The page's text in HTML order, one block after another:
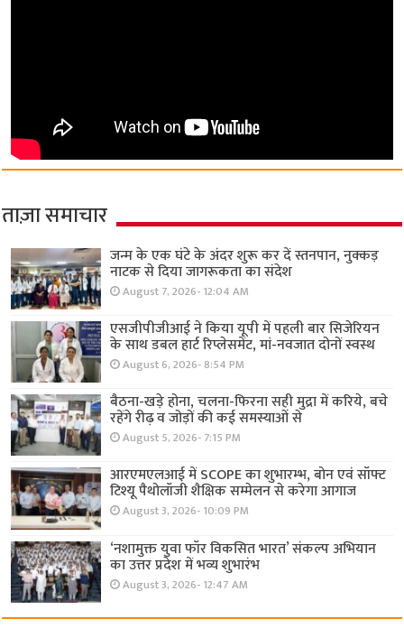
ताज़ा समाचार
जन्म के एक घंटे के अंदर शुरू कर दें स्तनपान, नुक्कड़
नाटक से दिया जागरूकता का संदेश
August 7, 2026- 12:04 AM
एसजीपीजीआई ने किया यूपी में पहली बार सिजेरियन
के साथ डबल हार्ट रिप्लेसमेंट, मां-नवजात दोनों स्वस्थ
August 6, 2026- 8:54 PM
बैठना-खड़े होना, चलना-फिरना सही मुद्रा में करिये, बचे
रहेंगे रीढ़ व जोड़ों की कई समस्याओं से
August 5, 2026- 7:15 PM
आरएमएलआई में SCOPE का शुभारम्भ, बोन एवं सॉफ्ट
टिश्यू पैथोलॉजी शैक्षिक सम्मेलन से करेगा आगाज
August 3, 2026- 10:09 PM
‘नशामुक्त युवा फॉर विकसित भारत’ संकल्प अभियान
का उत्तर प्रदेश में भव्य शुभारंभ
August 3, 2026- 12:47 AM